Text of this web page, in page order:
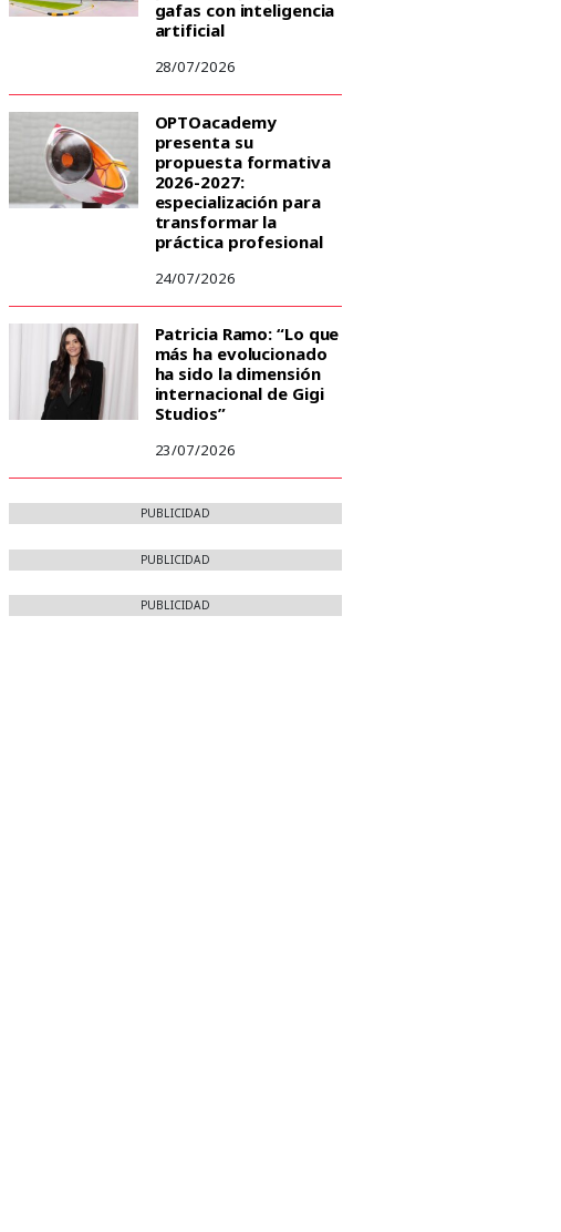
gafas con inteligencia
artificial
28/07/2026
OPTOacademy
presenta su
propuesta formativa
2026-2027:
especialización para
transformar la
práctica profesional
24/07/2026
Patricia Ramo: “Lo que
más ha evolucionado
ha sido la dimensión
internacional de Gigi
Studios”
23/07/2026
PUBLICIDAD
PUBLICIDAD
PUBLICIDAD